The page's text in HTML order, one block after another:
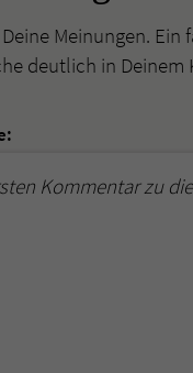
Meinungen.
deutlich in Deinem
Kommentar zu